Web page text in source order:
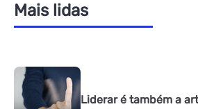
Mais lidas
Liderar é também a